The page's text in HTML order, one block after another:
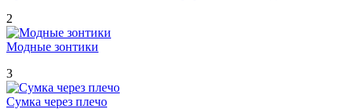
2
Модные зонтики
3
Сумка через плечо